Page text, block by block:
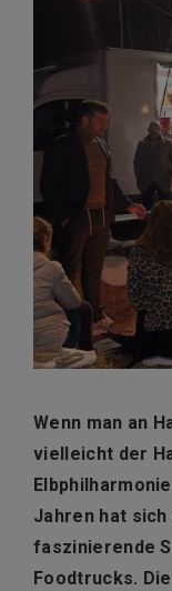
Wenn man an
vielleicht der
Jahren hat
faszinierende
Foodtrucks.